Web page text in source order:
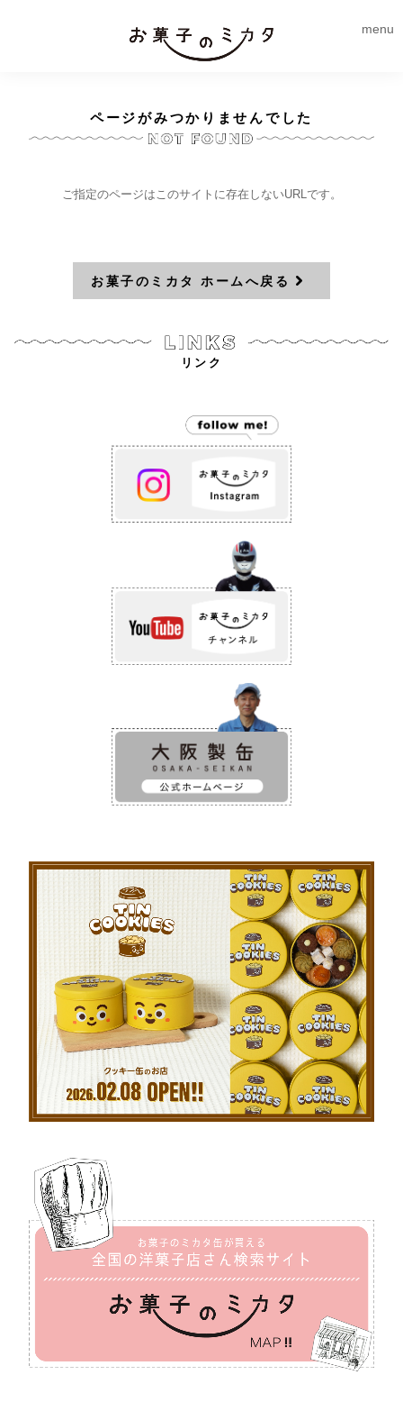
menu
ページがみつかりませんでした
ご指定のページはこのサイトに存在しないURLです。
お菓子のミカタ ホームへ戻る
リンク